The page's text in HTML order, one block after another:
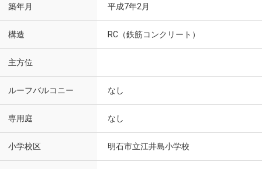
築年月 平成7年2月
構造 RC（鉄筋コンクリート）
主方位
ルーフバルコニー なし
専用庭 なし
小学校区 明石市立江井島小学校